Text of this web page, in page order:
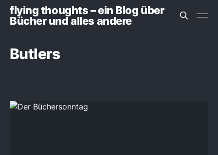
flying thoughts – ein Blog über
Bücher und alles andere
Butlers